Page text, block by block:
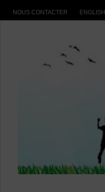
NOUS CONTACTER ENGLISH